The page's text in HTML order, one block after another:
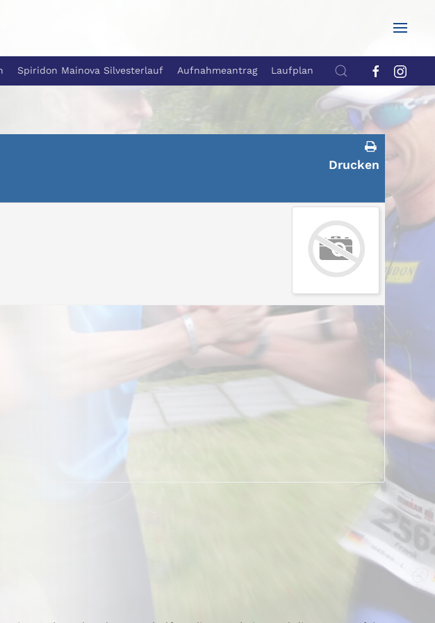
Spiridon Mainova Silvesterlauf Aufnahmeantrag Laufplan
Drucken